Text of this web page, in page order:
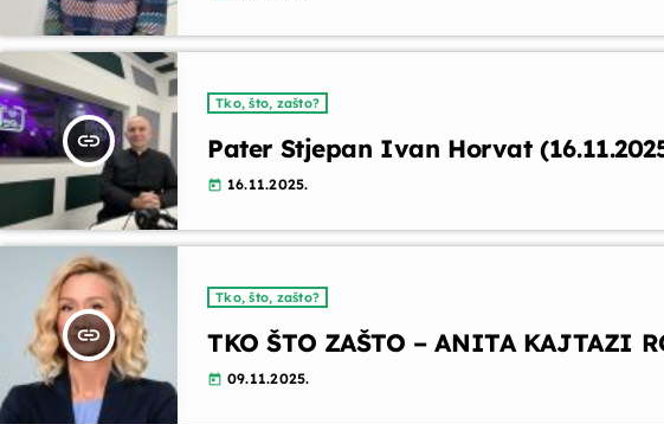
insert_link
Tko, što, zašto?
Pater Stjepan Ivan Horvat
today 16.11.2025.
insert_link
Tko, što, zašto?
TKO ŠTO ZAŠTO – ANITA KAJTAZI
today 09.11.2025.